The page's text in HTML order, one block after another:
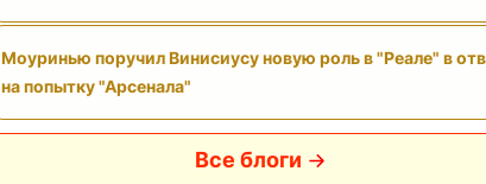
Моуринью поручил Винисиусу новую роль в "Реале" в
на попытку "Арсенала"
Все блоги